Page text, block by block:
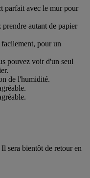
parfait avec le mur pour
autant de papier
pour un
pouvez voir d'un seul
de l'humidité.
sera bientôt de retour en